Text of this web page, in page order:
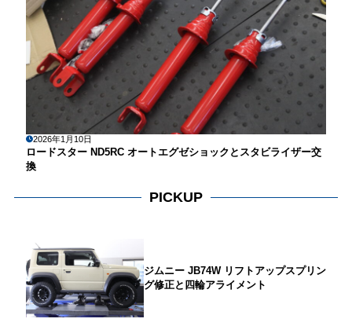
2026年1月10日
ロードスター ND5RC オートエグゼショックとスタビライザー交
換
PICKUP
ジムニー JB74W リフトアップスプリン
グ修正と四輪アライメント